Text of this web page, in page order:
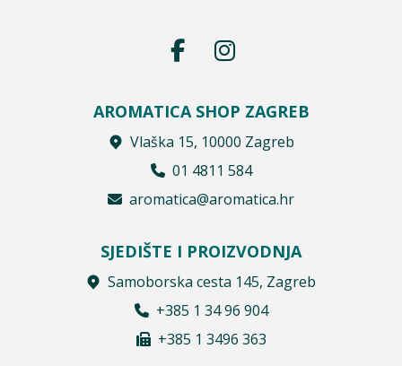
AROMATICA SHOP ZAGREB
Vlaška 15, 10000 Zagreb
01 4811 584
aromatica@aromatica.hr
SJEDIŠTE I PROIZVODNJA
Samoborska cesta 145, Zagreb
+385 1 34 96 904
+385 1 3496 363